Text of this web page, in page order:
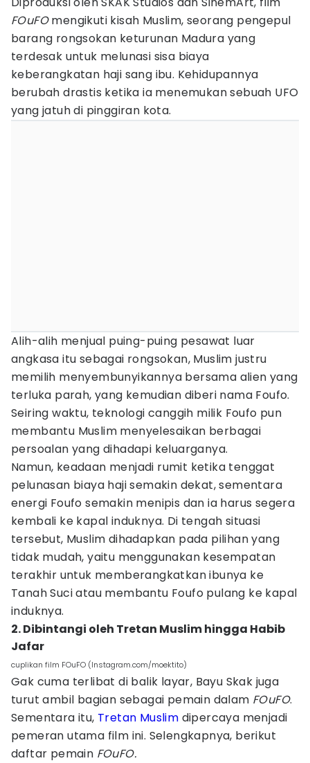
FOuFOmengikuti kisah Muslim, seorang pengepul
barang rongsokan keturunan Madura yang
terdesak untuk melunasi sisa biaya
keberangkatan haji sang ibu. Kehidupannya
berubah drastis ketika ia menemukan sebuah UFO
yang jatuh di pinggiran kota.
Alih-alih menjual puing-puing pesawat luar
angkasa itu sebagai rongsokan, Muslim justru
memilih menyembunyikannya bersama alien yang
terluka parah, yang kemudian diberi nama Foufo.
Seiring waktu, teknologi canggih milik Foufo pun
membantu Muslim menyelesaikan berbagai
persoalan yang dihadapi keluarganya.
Namun, keadaan menjadi rumit ketika tenggat
pelunasan biaya haji semakin dekat, sementara
energi Foufo semakin menipis dan ia harus segera
kembali ke kapal induknya. Di tengah situasi
tersebut, Muslim dihadapkan pada pilihan yang
tidak mudah, yaitu menggunakan kesempatan
terakhir untuk memberangkatkan ibunya ke
Tanah Suci atau membantu Foufo pulang ke kapal
induknya.
2. Dibintangi oleh Tretan Muslim hingga Habib
Jafar
cuplikan film FOuFO (Instagram.com/moektito)
Gak cuma terlibat di balik layar, Bayu Skak juga
turut ambil bagian sebagai pemain dalam FOuFO.
Sementara itu, Tretan Muslim dipercaya menjadi
pemeran utama film ini. Selengkapnya, berikut
daftar pemain FOuFO.